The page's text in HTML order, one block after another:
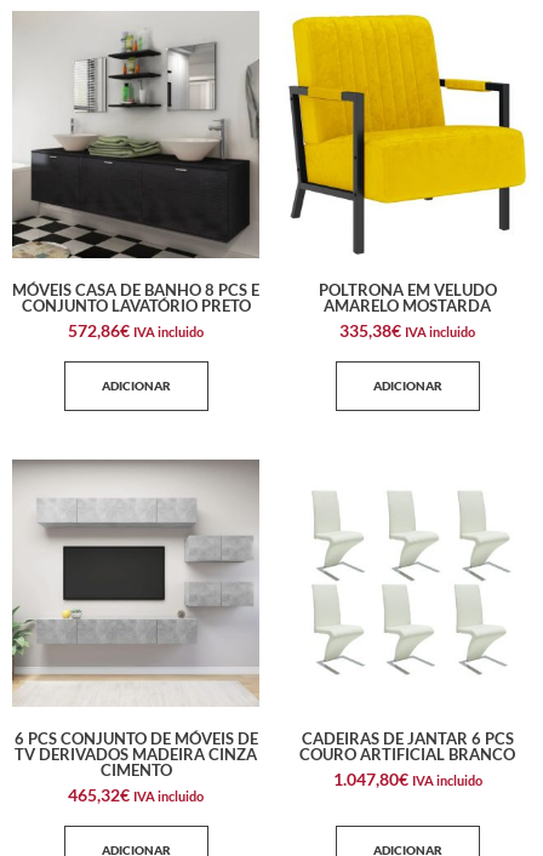
MÓVEIS CASA DE BANHO 8 PCS E
CONJUNTO LAVATÓRIO PRETO
572,86€ IVA incluido
ADICIONAR
POLTRONA EM VELUDO
AMARELO MOSTARDA
335,38€ IVA incluido
ADICIONAR
6 PCS CONJUNTO DE MÓVEIS DE
TV DERIVADOS MADEIRA CINZA
CIMENTO
465,32€ IVA incluido
ADICIONAR
CADEIRAS DE JANTAR 6 PCS
COURO ARTIFICIAL BRANCO
1.047,80€ IVA incluido
ADICIONAR